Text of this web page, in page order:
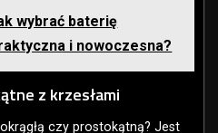
wybrać baterię
i nowoczesna?
z krzesłami
czy prostokątną? Jest